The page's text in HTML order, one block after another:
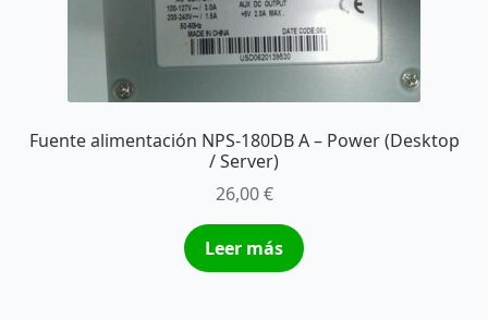
Fuente alimentación NPS-180DB A – Power (Desktop
/ Server)
26,00€
Leer más